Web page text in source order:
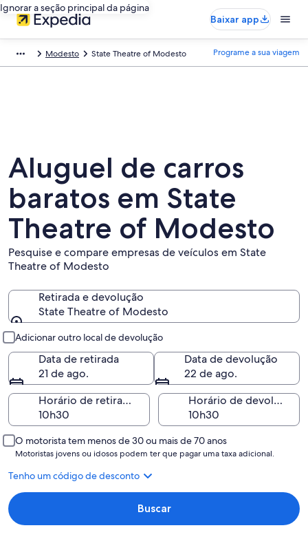
Ignorar a seção principal da página
Baixar app
Modesto State Theatre of Modesto Programe a sua viagem
Aluguel de carros
baratos em State
Theatre of Modesto
Pesquise e compare empresas de veículos em State
Theatre of Modesto
Retirada e devolução
State Theatre of Modesto
Adicionar outro local de devolução
Data de retirada
21 de ago.
Data de devolução
22 de ago.
Horário de retirada
Horário de devolução
O motorista tem menos de 30 ou mais de 70 anos
Motoristas jovens ou idosos podem ter que pagar uma taxa adicional.
Tenho um código de desconto
Buscar